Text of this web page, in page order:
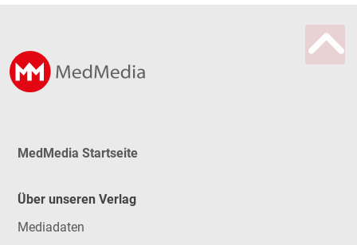
MedMedia Startseite
Über unseren Verlag
Mediadaten